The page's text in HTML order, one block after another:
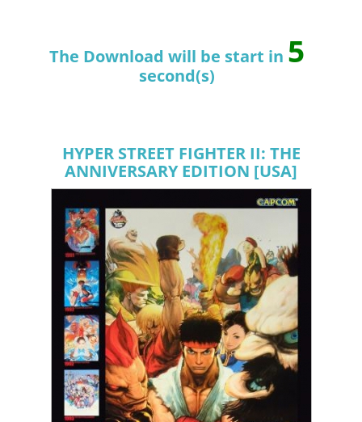
The Download will be start in 4
second(s)
HYPER STREET FIGHTER II: THE
ANNIVERSARY EDITION [USA]